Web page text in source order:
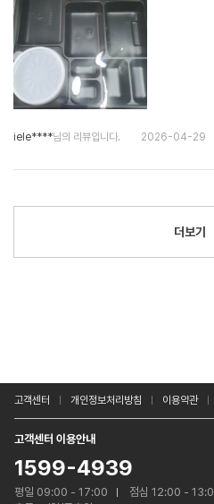
iele****님의 리뷰입니다. 2026-04-29
더보기
고객센터 개인정보처리방침 이용약관
고객센터 이용안내
1599-4939
평일 09:00 - 17:00
점심 12:00 -